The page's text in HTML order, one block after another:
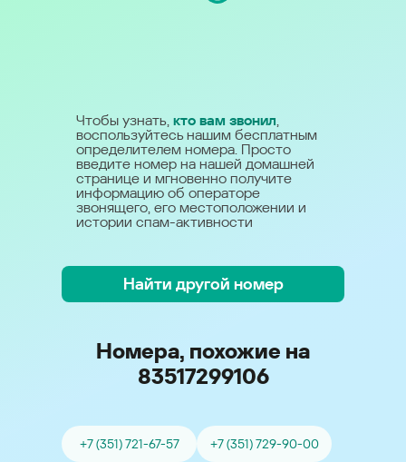
Чтобы узнать, кто вам звонил,
воспользуйтесь нашим бесплатным
определителем номера. Просто
введите номер на нашей домашней
странице и мгновенно получите
информацию об операторе
звонящего, его местоположении и
истории спам-активности
Найти другой номер
Номера, похожие на
83517299106
+7 (351) 721-67-57 +7 (351) 729-90-00